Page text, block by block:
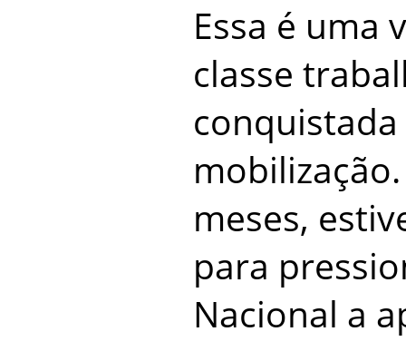
Essa é uma
classe
meses,
para
Nacional a